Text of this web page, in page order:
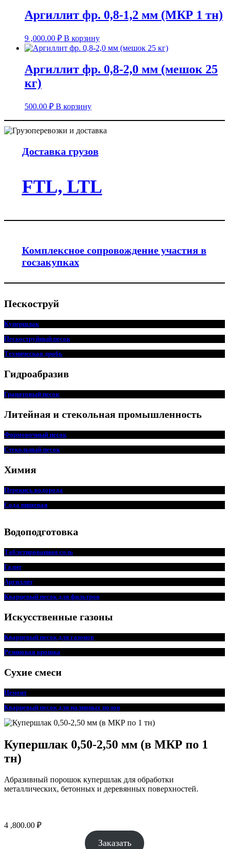
Аргиллит фр. 0,8-1,2 мм (МКР 1 тн)
9 ,000.00 ₽ В корзину
Аргиллит фр. 0,8-2,0 мм (мешок 25
кг)
500.00 ₽ В корзину
Доставка грузов
FTL, LTL
Комплексное сопровождение участия в
госзакупках
Пескоструй
Купершлак
Пескоструйный песок
Техническая дробь
Гидроабразив
Гранатовый песок
Литейная и стекольная промышленность
Формовочный песок
Стекольный песок
Химия
Перекись водорода
Сода пищевая
Водоподготовка
Таблетированная соль
Галит
Аргиллит
Кварцевый песок для фильтров
Искусственные газоны
Кварцевый песок для газонов
Резиновая крошка
Сухие смеси
Цемент
Кварцевый песок для наливных полов
Купершлак 0,50-2,50 мм (в МКР по 1
тн)
Абразивный порошок купершлак для обработки
металлических, бетонных и деревянных поверхностей.
4 ,800.00 ₽
Заказать